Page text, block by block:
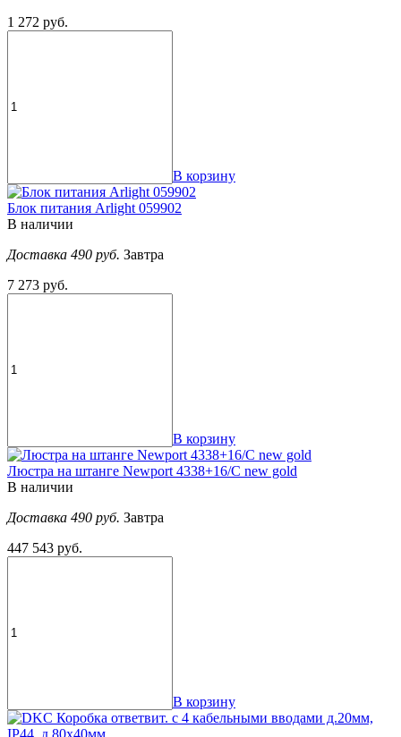
1 272 руб.
В корзину
Блок питания Arlight 059902
В наличии
Доставка 490 руб. Завтра
7 273 руб.
В корзину
Люстра на штанге Newport 4338+16/C new gold
В наличии
Доставка 490 руб. Завтра
447 543 руб.
В корзину